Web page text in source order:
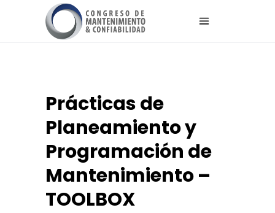
Prácticas de
Planeamiento y
Programación de
Mantenimiento –
TOOLBOX